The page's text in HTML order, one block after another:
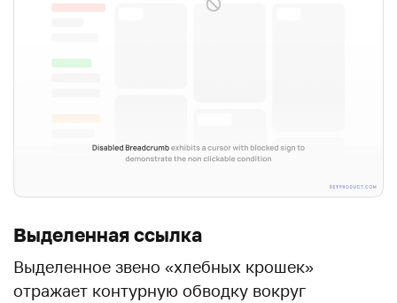
Выделенная ссылка
Выделенное звено «хлебных крошек»
отражает контурную обводку вокруг